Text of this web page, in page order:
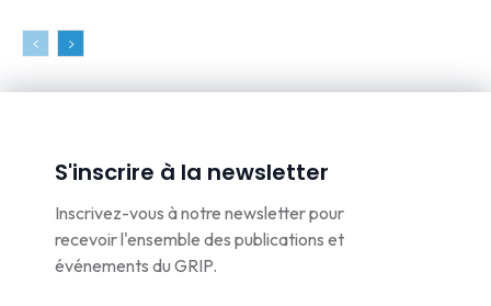
S'inscrire à la newsletter
Inscrivez-vous à notre newsletter pour
recevoir l'ensemble des publications et
événements du GRIP.